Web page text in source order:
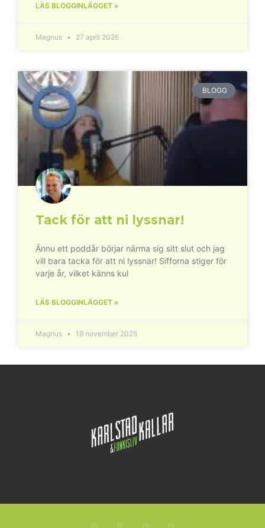
LÄS BLOGGINLÄGGET »
Magnus 27 april 2026
BLOGG
Tack för att ni lyssnar!
Ännu ett poddår börjar närma sig sitt slut och jag
vill bara tacka för att ni lyssnar! Sifforna stiger för
varje år, vilket känns kul
LÄS BLOGGINLÄGGET »
Magnus 19 november 2025